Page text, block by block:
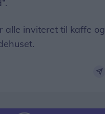
alle inviteret til kaffe og